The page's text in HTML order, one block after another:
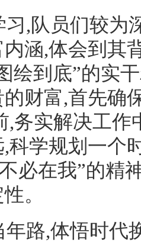
,队员们较为
涵,体会到其
绘到底”的实
财富,首先确
,务实解决工作
科学规划一个
必在我”的精
。
年路,体悟时代